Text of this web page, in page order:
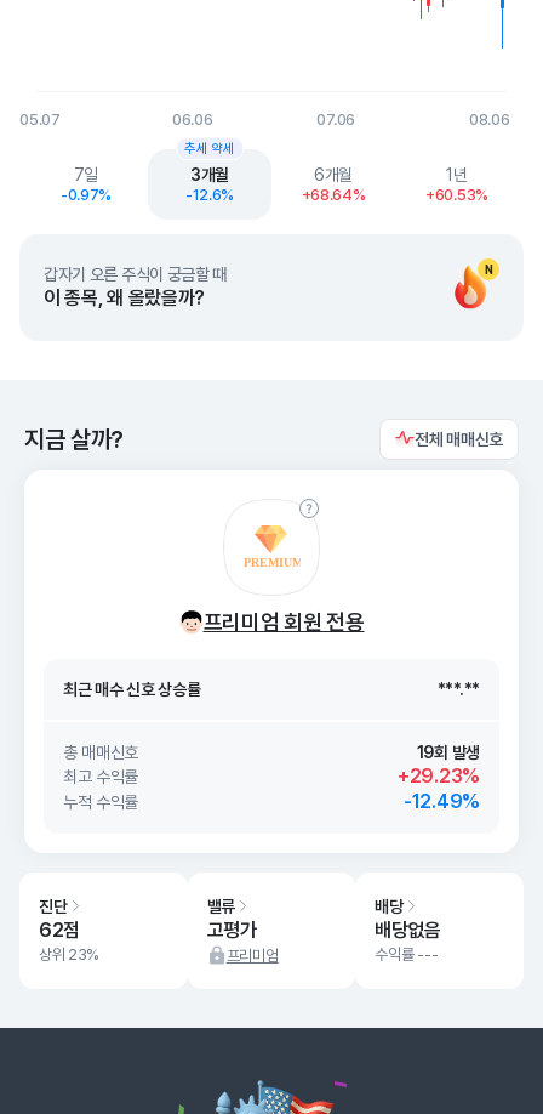
05.07 06.06 07.06 08.06
End of interactive chart.
7일
-0.97%
3개월
-12.6%
추세 약세
6개월
+68.64%
1년
+60.53%
N
갑자기 오른 주식이 궁금할 때
이 종목, 왜 올랐을까?
지금 살까? 전체 매매신호
프리미엄 회원 전용
26. 08/07
최근 매수 신호 상승률 ***.**
최근 매수 신호 ***.**
총 매매신호
19회 발생
최고 수익률
+29.23%
누적 수익률 -12.49%
진단
62점
상위 23%
밸류
고평가
프리미엄
배당
배당없음
수익률 ---